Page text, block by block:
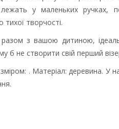
у маленьких ручках,
творчості.
з вашою дитиною,
б не створити свій перший
. Матеріал: деревина. У